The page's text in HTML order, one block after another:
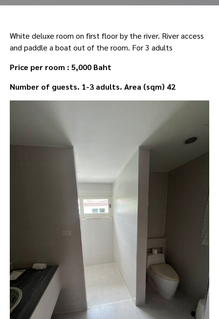
White deluxe room on first floor by the river. River access
and paddle a boat out of the room. For 3 adults
Price per room : 5,000 Baht
Number of guests. 1-3 adults. Area (sqm) 42